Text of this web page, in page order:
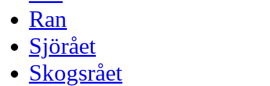
Ran
Sjörået
Skogsrået